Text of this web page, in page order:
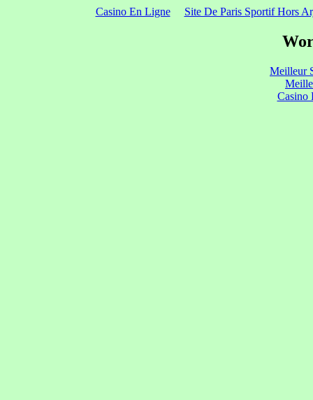
Casino En Ligne Site De Paris Sportif Hors
Meilleur
Casino